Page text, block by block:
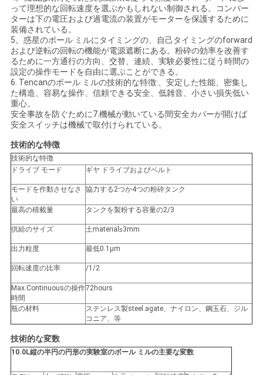
地
図
プ
ラ
イ
バ
シ
ー
ポ
リ
シ
ー
って理想的な回転速度を選ぶかもしれない制御される。コンバー
ターは下の電圧および過電流の装置がモーターを保護するために
装備されている。
5。惑星のボール ミルにタイミングの、自己タイミングのforward
および逆転の回転の機能が電源遮断にある。粉砕の効率を改善す
るために一方通行の方向、交替、連続、実験必要性に従う時間の
設定の操作モードを自由に選ぶことができる。
6. Tencanのボール ミルの技術的な特徴:、安定した性能、密集し
た構造、容易な操作、信頼できる安全、低雑音、小さい損失低い
重心。
安全事故を防ぐために7.機械が動いている間安全カバーが開けば
安全スイッチは機械で取付けられている。
技術的な特徴
技術的な特徴
ドライブ モード
ギヤ ドライブおよびベルト
モードを作動させなさ
い
協力する2つか4つの粉砕タンク
最高の積載量 タンクを製粉する容量の2/3
供給のサイズ 土material≤3mm
出力粒度 最低0.1μm
回転速度の比率 /1/2
Max.Continuousの操作
時間
72hours
瓶の材料
ステンレス製steel.agate、ナイロン、鋼玉石、ジル
コニア、等
技術的な変数
10.0L縦の半円の円形の実験室のボール ミルの主要な変数